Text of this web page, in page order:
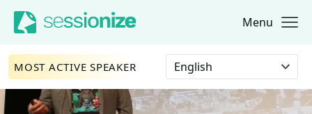
Jump to navigation
Jump to content Menu
MOST ACTIVE SPEAKER Select language